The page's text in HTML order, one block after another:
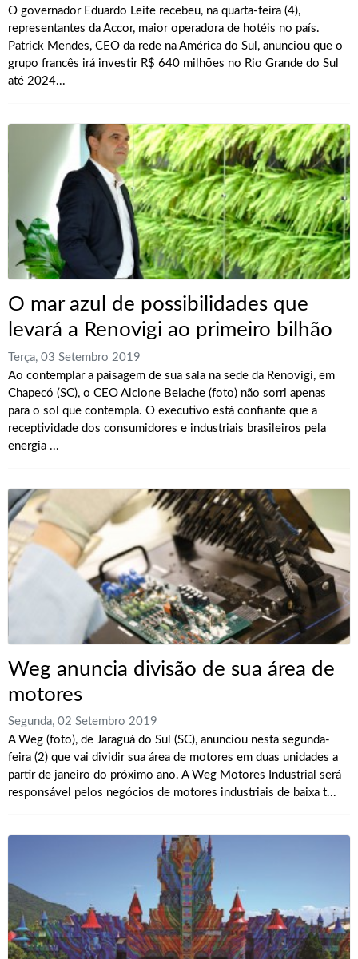
O governador Eduardo Leite recebeu, na quarta-feira (4),
representantes da Accor, maior operadora de hotéis no país.
Patrick Mendes, CEO da rede na América do Sul, anunciou que o
grupo francês irá investir R$ 640 milhões no Rio Grande do Sul
até 2024...
O mar azul de possibilidades que
levará a Renovigi ao primeiro bilhão
Terça, 03 Setembro 2019
Ao contemplar a paisagem de sua sala na sede da Renovigi, em
Chapecó (SC), o CEO Alcione Belache (foto) não sorri apenas
para o sol que contempla. O executivo está confiante que a
receptividade dos consumidores e industriais brasileiros pela
energia ...
Weg anuncia divisão de sua área de
motores
Segunda, 02 Setembro 2019
A Weg (foto), de Jaraguá do Sul (SC), anunciou nesta segunda-
feira (2) que vai dividir sua área de motores em duas unidades a
partir de janeiro do próximo ano. A Weg Motores Industrial será
responsável pelos negócios de motores industriais de baixa t...